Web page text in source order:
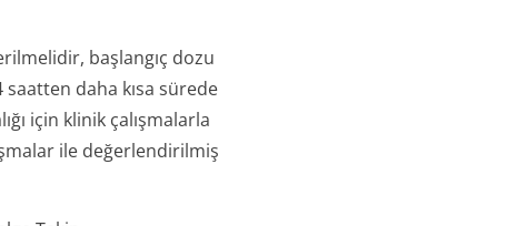
başlangıç dozu
saatten daha kısa sürede
için klinik çalışmalarla
ile değerlendirilmiş